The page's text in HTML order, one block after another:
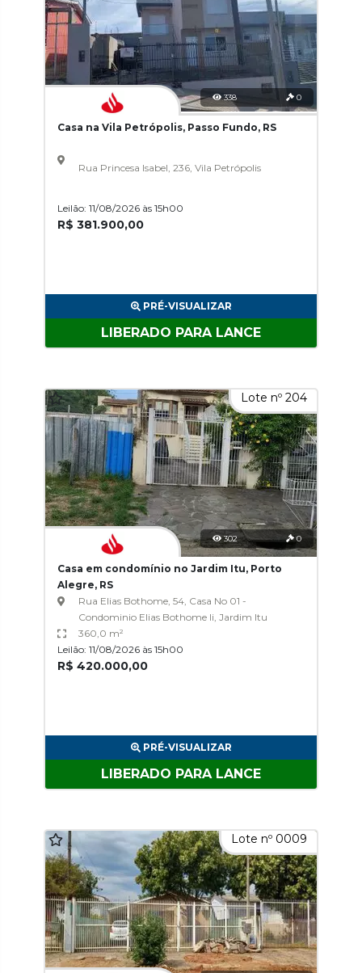
338 0
Casa na Vila Petrópolis, Passo Fundo, RS
Rua Princesa Isabel, 236, Vila Petrópolis
Leilão: 11/08/2026 às 15h00
R$ 381.900,00
PRÉ-VISUALIZAR
LIBERADO PARA LANCE
Lote nº 204
302 0
Casa em condomínio no Jardim Itu, Porto
Alegre, RS
Rua Elias Bothome, 54, Casa No 01 -
Condominio Elias Bothome Ii, Jardim Itu
360,0 m²
Leilão: 11/08/2026 às 15h00
R$ 420.000,00
PRÉ-VISUALIZAR
LIBERADO PARA LANCE
Lote nº 0009